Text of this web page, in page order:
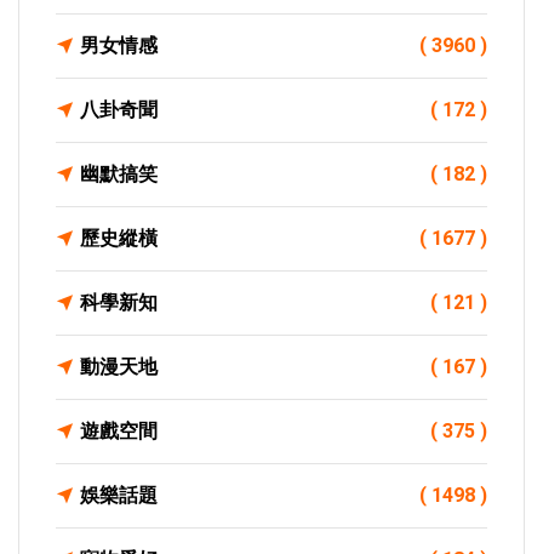
男女情感 ( 3960 )
八卦奇聞 ( 172 )
幽默搞笑 ( 182 )
歷史縱橫 ( 1677 )
科學新知 ( 121 )
動漫天地 ( 167 )
遊戲空間 ( 375 )
娛樂話題 ( 1498 )